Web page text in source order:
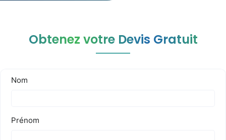
Obtenez votre Devis Gratuit